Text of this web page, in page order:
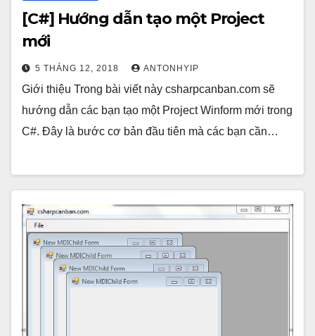
[C#] Hướng dẫn tạo một Project
mới
5 THÁNG 12, 2018 ANTONHYIP
Giới thiệu Trong bài viết này csharpcanban.com sẽ
hướng dẫn các bạn tạo một Project Winform mới trong
C#. Đây là bước cơ bản đầu tiên mà các bạn cần…